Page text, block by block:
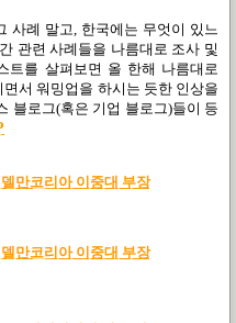
사례 말고, 한국에는 무엇이 있느
관련 사례들을 나름대로 조사 및
트를 살펴보면 올 한해 나름대로
서 워밍업을 하시는 듯한 인상을
블로그(혹은 기업 블로그)들이 등
만코리아 이중대 부장
만코리아 이중대 부장